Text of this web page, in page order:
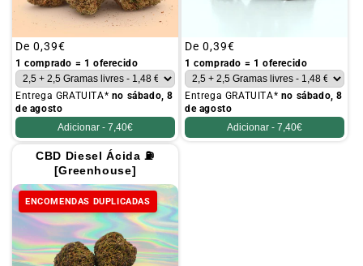
Preço
habitual
De 0,39€
1 comprado = 1 oferecido
Entrega GRATUITA* no sábado, 8
de agosto
Adicionar - 7,40€
Preço
habitual
De 0,39€
1 comprado = 1 oferecido
Entrega GRATUITA* no sábado, 8
de agosto
Adicionar - 7,40€
CBD Diesel Ácida ⛽
[Greenhouse]
ENCOMENDAS DUPLICADAS